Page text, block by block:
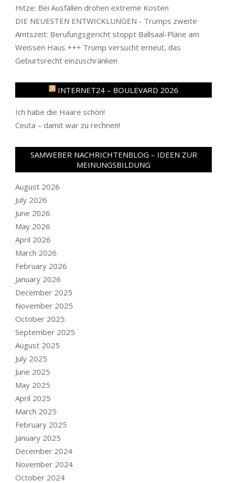
Hitze: Bei Ausfällen drohen extreme Kosten
DIE NEUESTEN ENTWICKLUNGEN - Trumps zweite
Amtszeit: Berufungsgericht stoppt Ballsaal-Pläne am
Weissen Haus +++ Trump versucht erneut, das
Geburtsrecht einzuschränken
INTERNET24 – BOULEVARD 2026
Ich habe die Haare schön!
Ceuta – damit war zu rechnen!
SAMWEBER NACHRICHTENBLOG – IDEEN ZUR
MEINUNGSBILDUNG
August 2026
July 2026
June 2026
May 2026
April 2026
March 2026
February 2026
January 2026
December 2025
November 2025
October 2025
September 2025
August 2025
July 2025
June 2025
May 2025
April 2025
March 2025
February 2025
January 2025
December 2024
November 2024
October 2024